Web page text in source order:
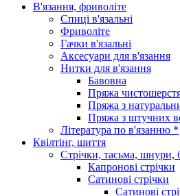
В'язання, фриволіте
Спиці в'язальні
Фриволіте
Гачки в'язальні
Аксесуари для в'язання
Нитки для в'язання
Бавовна
Пряжа
Пряжа з
Пряжа з штучних
Література по в'язанню *
Квілтінг, шиття
Стрічки, тасьма, шнури,
Капронові стрічки
Сатинові стрічки
Сатинові